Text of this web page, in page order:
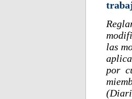
las
por